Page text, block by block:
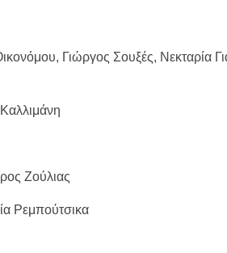
Γιώργος Σουξές, Νεκταρία
Ζούλιας
Ρεμπούτσικα